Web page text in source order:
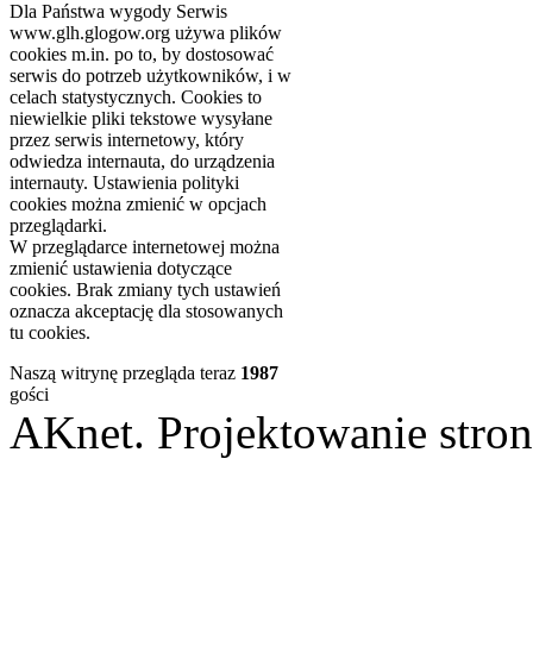
Dla Państwa wygody Serwis
www.glh.glogow.org używa plików
cookies m.in. po to, by dostosować
serwis do potrzeb użytkowników, i w
celach statystycznych. Cookies to
niewielkie pliki tekstowe wysyłane
przez serwis internetowy, który
odwiedza internauta, do urządzenia
internauty. Ustawienia polityki
cookies można zmienić w opcjach
przeglądarki.
W przeglądarce internetowej można
zmienić ustawienia dotyczące
cookies. Brak zmiany tych ustawień
oznacza akceptację dla stosowanych
tu cookies.
Naszą witrynę przegląda teraz 1987
gości
AKnet. Projektowanie